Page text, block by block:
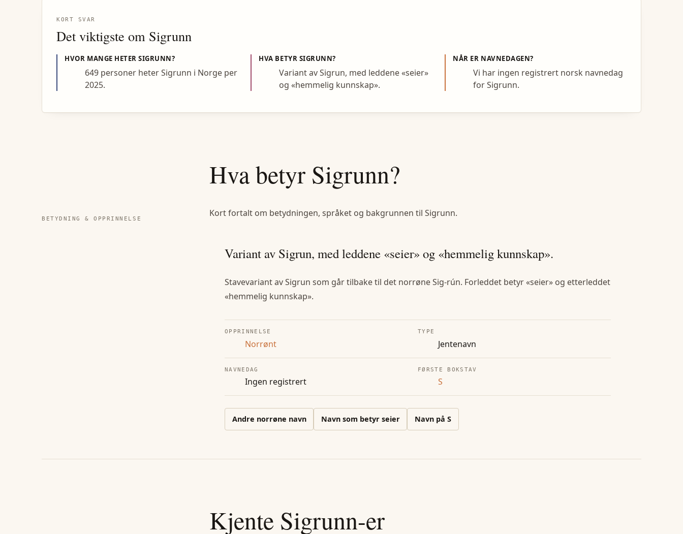
KORT SVAR
Det viktigste om Sigrunn
HVOR MANGE HETERSIGRUNN?
649 personer heter Sigrunn i Norge per
2025.
HVA BETYR SIGRUNN?
Variant av Sigrun, med leddene «seier»
og «hemmelig kunnskap».
NÅR ER NAVNEDAGEN?
Vi har ingen registrert norsk navnedag
for Sigrunn.
BETYDNING & OPPRINNELSE
Hva betyr Sigrunn?
Kort fortalt om betydningen, språket og bakgrunnen til Sigrunn.
Variant av Sigrun, med leddene «seier» og «hemmelig kunnskap».
Stavevariant av Sigrun som går tilbake til det norrøne Sig-rún. Forleddet betyr «seier» og etterleddet
«hemmelig kunnskap».
OPPRINNELSE
Norrønt
TYPE
Jentenavn
NAVNEDAG
Ingen registrert
FØRSTE BOKSTAV
S
Andre norrøne navn Navn som betyr seier Navn på S
Kjente Sigrunn-er